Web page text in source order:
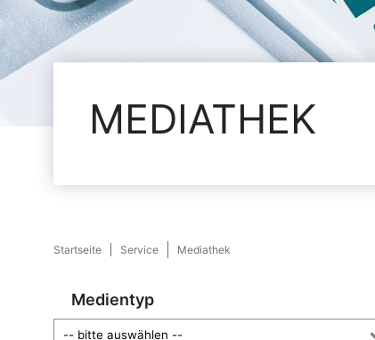
MEDIATHEK
Startseite Service Mediathek
Medientyp